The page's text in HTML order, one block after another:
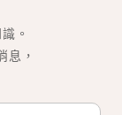
。
息，